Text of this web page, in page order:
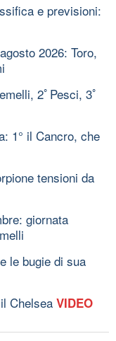
e previsioni:
2026: Toro,
2ﾟPesci, 3ﾟ
1° il Cancro, che
tensioni da
giornata
le bugie di sua
Chelsea VIDEO